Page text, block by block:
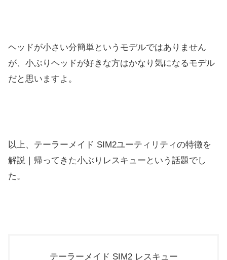
ヘッドが小さい分簡単というモデルではありません
が、 小ぶりヘッドが好きな方はかなり気になるモデル
だと思いますよ。
以上、テーラーメイド SIM2ユーティリティの特徴を
解説｜ 帰ってきた小ぶりレスキューという話題でし
た。
テーラーメイド SIM2 レスキュー